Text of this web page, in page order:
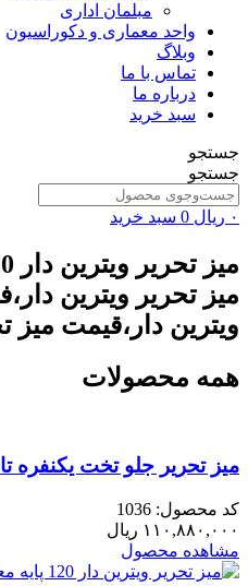
مبلمان اداری
واحد معماری و دکوراسیون
وبلاگ
تماس با ما
درباره ما
سبد خرید
جستجو
جستجو
۰ ریال 0 سبد خرید
میز تحریر ویترین
ویترین دار،قیمت میز
همه محصولات
میز تحریر جلو تخت یکنفره
کد محصول: 1036
۱۱۰,۸۸۰,۰۰۰ ریال
مشاهده محصول